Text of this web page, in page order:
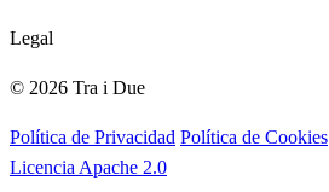
Legal
© 2026 Tra i Due
Política de Privacidad Política de Cookies
Licencia Apache 2.0